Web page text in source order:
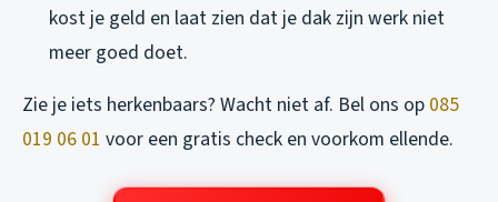
kost je geld en laat zien dat je dak zijn werk niet
meer goed doet.
Zie je iets herkenbaars? Wacht niet af. Bel ons op 085
019 06 01 voor een gratis check en voorkom ellende.